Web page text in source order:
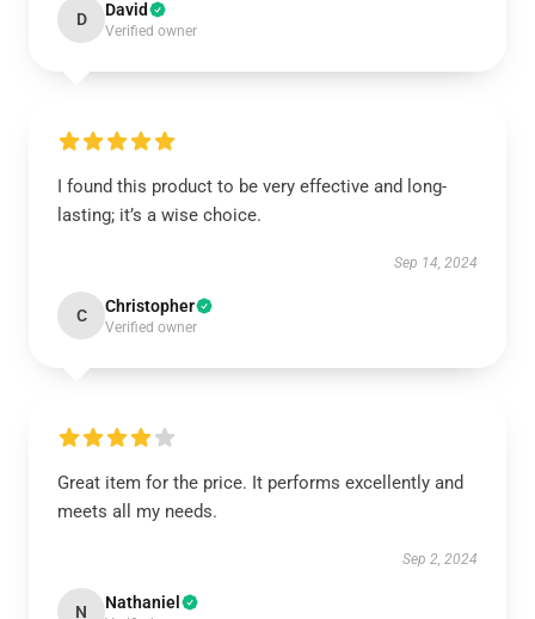
D David
Verified owner
I found this product to be very effective and long-
lasting; it’s a wise choice.
Sep 14, 2024
C Christopher
Verified owner
Great item for the price. It performs excellently and
meets all my needs.
Sep 2, 2024
N Nathaniel